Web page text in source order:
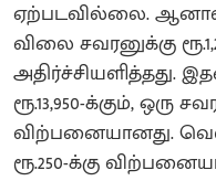
ஏற்படவில்லை.
விலை சவரனுக்கு
அதிர்ச்சியளித்தது.
ரூ.13,950-க்கும், ஒரு
விற்பனையானது.
ரூ.250-க்கு